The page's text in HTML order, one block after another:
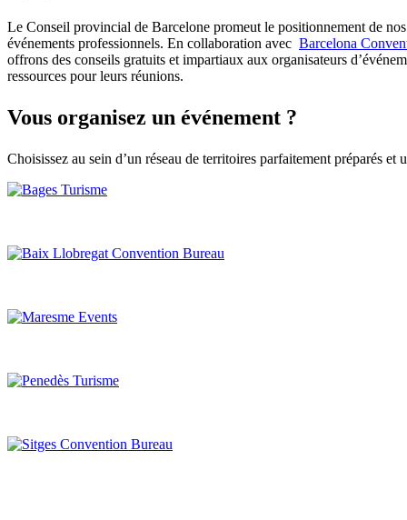
Le Conseil provincial de Barcelone promeut le positionnement de
événements professionnels. En collaboration avec ​​​​​​ Barcelona
offrons des conseils gratuits et impartiaux aux organisateurs
ressources pour leurs réunions.
Vous organisez un événement ?
Choisissez au sein d’un réseau de territoires parfaitement préparés et